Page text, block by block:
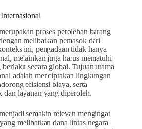
proses perolehan barang
melibatkan pemasok dari
ini, pengadaan tidak hanya
melainkan juga harus mematuhi
secara global. Tujuan utama
adalah menciptakan lingkungan
efisiensi biaya, serta
dan layanan yang diperoleh.
semakin relevan mengingat
melibatkan dana lintas negara